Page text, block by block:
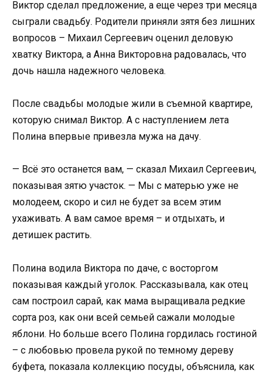
Виктор сделал предложение, а еще через три месяца
сыграли свадьбу. Родители приняли зятя без лишних
вопросов – Михаил Сергеевич оценил деловую
хватку Виктора, а Анна Викторовна радовалась, что
дочь нашла надежного человека.
После свадьбы молодые жили в съемной квартире,
которую снимал Виктор. А с наступлением лета
Полина впервые привезла мужа на дачу.
— Всё это останется вам, — сказал Михаил Сергеевич,
показывая зятю участок. — Мы с матерью уже не
молодеем, скоро и сил не будет за всем этим
ухаживать. А вам самое время – и отдыхать, и
детишек растить.
Полина водила Виктора по даче, с восторгом
показывая каждый уголок. Рассказывала, как отец
сам построил сарай, как мама выращивала редкие
сорта роз, как они всей семьей сажали молодые
яблони. Но больше всего Полина гордилась гостиной
– с любовью провела рукой по темному дереву
буфета, показала коллекцию посуды, объяснила, как